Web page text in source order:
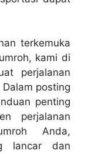
terkemuka
kami di
perjalanan
posting
penting
perjalanan
Anda,
lancar dan